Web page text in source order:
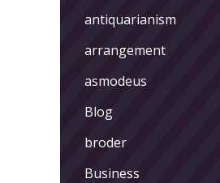
antiquarianism
arrangement
asmodeus
Blog
broder
Business